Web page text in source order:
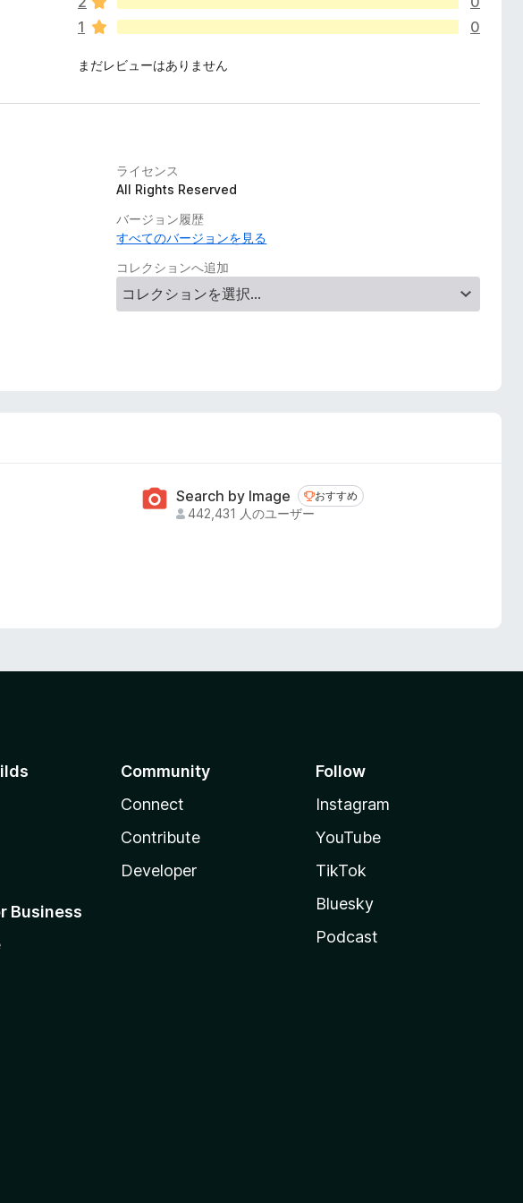
て
い
せ
1
0
まだレビューはありません
ライセンス
All Rights Reserved
バージョン履歴
すべてのバージョンを見る
コレクションへ追加
Search by Image おすすめ
おすすめ
442,431 人のユーザー
Business
Community
Connect
Contribute
Developer
Follow
Instagram
YouTube
TikTok
Bluesky
Podcast